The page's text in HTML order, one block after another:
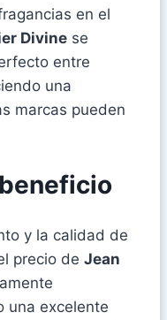
en el
Divine se
entre
una
marcas pueden
y la calidad de
precio de Jean
una excelente